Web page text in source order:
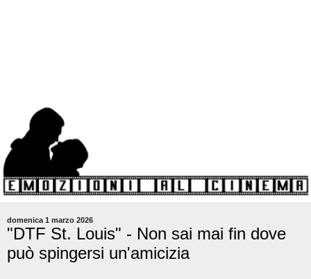
domenica 1 marzo 2026
"DTF St. Louis" - Non sai mai fin dove
può spingersi un'amicizia